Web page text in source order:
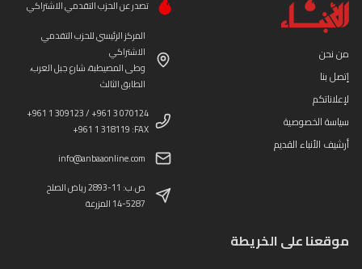
من نحن
إتصل بنا
لإعلاناتكم
سياسة الخصوصية
أرشيف الأنباء القديم
تصدر عن الحزب التقدمي الاشتراكي
المركز الرئيسي للحزب التقدمي
الاشتراكي
وطى المصيطبة، شارع جبل العرب،
الطابق الثالث
+961 1 309123 / +961 3 070124
+961 1 318119 :FAX
info@anbaaonline.com
ص.ب: 11-2893 رياض الصلح
14-5287 المزرعة
موقعنا على الخريطة